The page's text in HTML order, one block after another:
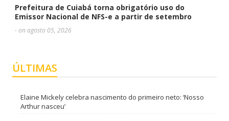
Prefeitura de Cuiabá torna obrigatório uso do
Emissor Nacional de NFS-e a partir de setembro
- on agosto 05, 2026
ÚLTIMAS
Elaine Mickely celebra nascimento do primeiro neto: ‘Nosso
Arthur nasceu’